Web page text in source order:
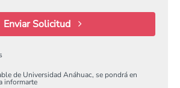
Enviar Solicitud
de Universidad Anáhuac, se pondrá en
informarte